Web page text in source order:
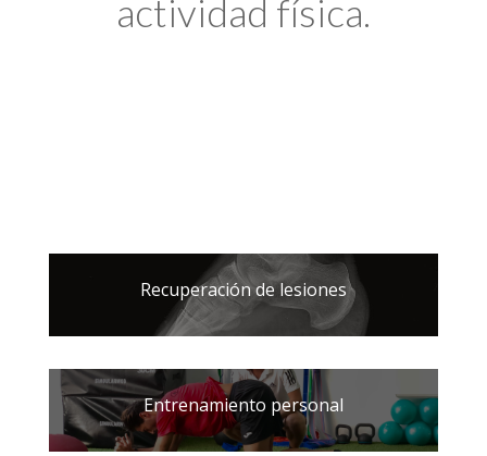
actividad física.
Recuperación de lesiones
Entrenamiento personal